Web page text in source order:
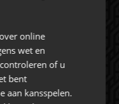
online
wet en
of u
bent
aan kansspelen.